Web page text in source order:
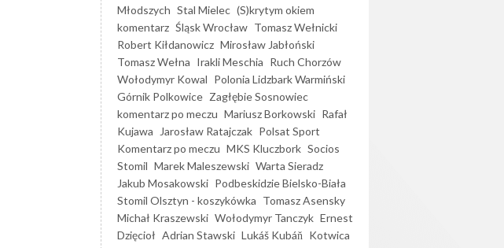
Młodszych Stal Mielec (S)krytym okiem
komentarz Śląsk Wrocław Tomasz Wełnicki
Robert Kiłdanowicz Mirosław Jabłoński
Tomasz Wełna Irakli Meschia Ruch Chorzów
Wołodymyr Kowal Polonia Lidzbark Warmiński
Górnik Polkowice Zagłębie Sosnowiec
komentarz po meczu Mariusz Borkowski Rafał
Kujawa
Jarosław Ratajczak Polsat Sport
Komentarz po meczu MKS Kluczbork Socios
Stomil Marek Maleszewski Warta Sieradz
Jakub Mosakowski Podbeskidzie Bielsko-Biała
Stomil Olsztyn - koszykówka Tomasz Asensky
Michał Kraszewski Wołodymyr Tanczyk Ernest
Dzięcioł Adrian Stawski Lukáš Kubáň Kotwica